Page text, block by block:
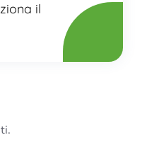
il